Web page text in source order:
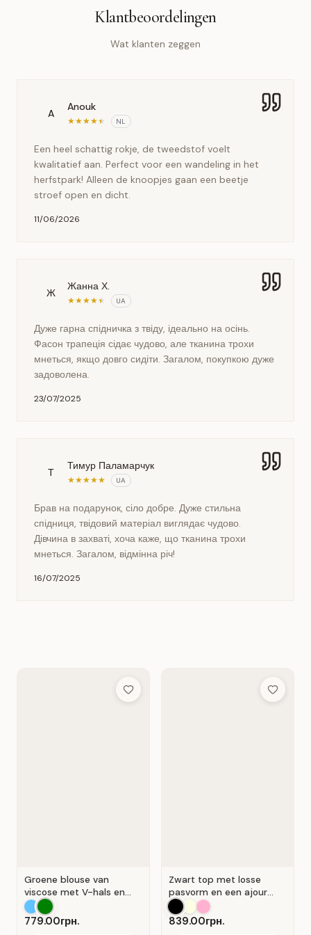
Klantbeoordelingen
Wat klanten zeggen
A
Anouk
★★★★★ NL
Een heel schattig rokje, de tweedstof voelt
kwalitatief aan. Perfect voor een wandeling in het
herfstpark! Alleen de knoopjes gaan een beetje
stroef open en dicht.
11/06/2026
Ж
Жанна Х.
★★★★★ UA
Дуже гарна спідничка з твіду, ідеально на осінь.
Фасон трапеція сідає чудово, але тканина трохи
мнеться, якщо довго сидіти. Загалом, покупкою дуже
задоволена.
23/07/2025
Т
Тимур Паламарчук
★★★★★ UA
Брав на подарунок, сіло добре. Дуже стильна
спідниця, твідовий матеріал виглядає чудово.
Дівчина в захваті, хоча каже, що тканина трохи
мнеться. Загалом, відмінна річ!
16/07/2025
Add to Wish List
Groene blouse van
viscose met V-hals en
overslag . Groente .
779.00грн.
Add to
Zwart top met losse
pasvorm en een ajour
kanten inzetstuk.
839.00грн.